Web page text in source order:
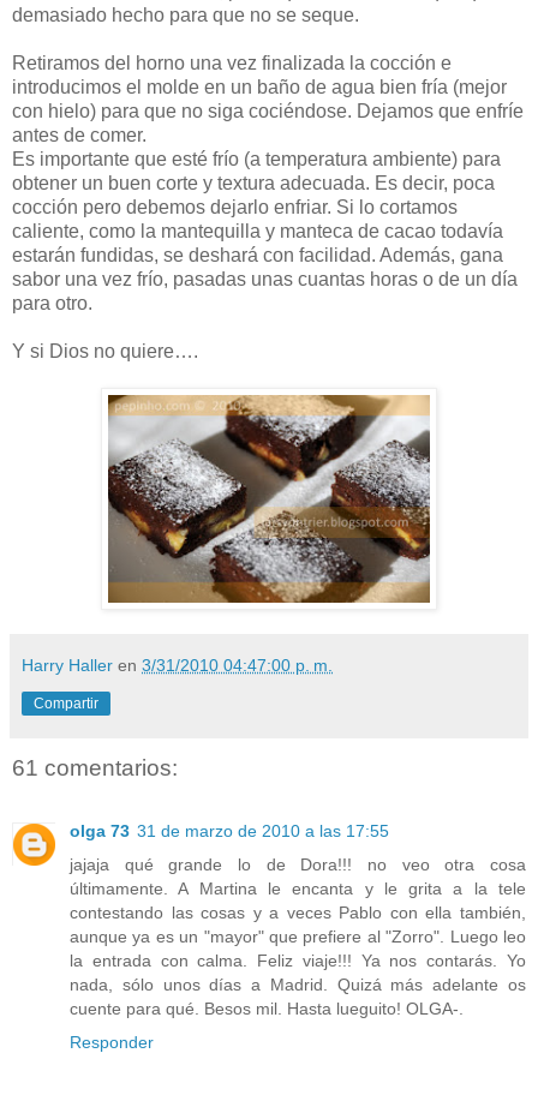
demasiado hecho para que no se seque.
Retiramos del horno una vez finalizada la cocción e
introducimos el molde en un baño de agua bien fría (mejor
con hielo) para que no siga cociéndose. Dejamos que enfríe
antes de comer.
Es importante que esté frío (a temperatura ambiente) para
obtener un buen corte y textura adecuada. Es decir, poca
cocción pero debemos dejarlo enfriar. Si lo cortamos
caliente, como la mantequilla y manteca de cacao todavía
estarán fundidas, se deshará con facilidad. Además, gana
sabor una vez frío, pasadas unas cuantas horas o de un día
para otro.
Y si Dios no quiere….
Harry Haller en 3/31/2010 04:47:00 p. m.
Compartir
61 comentarios:
olga 73 31 de marzo de 2010 a las 17:55
jajaja qué grande lo de Dora!!! no veo otra cosa
últimamente. A Martina le encanta y le grita a la tele
contestando las cosas y a veces Pablo con ella también,
aunque ya es un "mayor" que prefiere al "Zorro". Luego leo
la entrada con calma. Feliz viaje!!! Ya nos contarás. Yo
nada, sólo unos días a Madrid. Quizá más adelante os
cuente para qué. Besos mil. Hasta lueguito! OLGA-.
Responder